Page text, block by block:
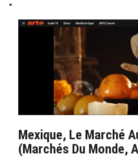
Mexique, Le Marché
(Marchés Du Monde,